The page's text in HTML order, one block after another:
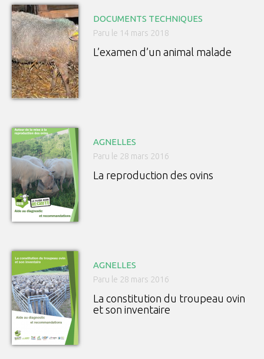
DOCUMENTS TECHNIQUES
Paru le 14 mars 2018
L’examen d’un animal malade
AGNELLES
Paru le 28 mars 2016
La reproduction des ovins
AGNELLES
Paru le 28 mars 2016
La constitution du troupeau ovin
et son inventaire